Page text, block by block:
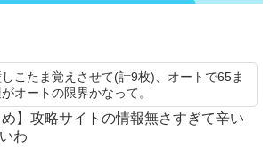
こたま覚えさせて(計9枚)、オートで65ま
オートの限界かなって。
め】攻略サイトの情報無さすぎて辛い
わ